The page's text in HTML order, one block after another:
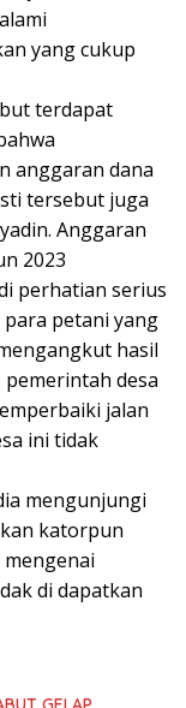
yang cukup
terdapat
anggaran dana
tersebut juga
Anggaran
2023
perhatian serius
petani yang
hasil
desa
jalan
ini tidak
mengunjungi
katorpun
di dapatkan